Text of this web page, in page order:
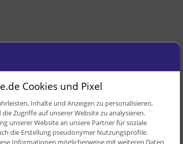
Cookies und Pixel
Inhalte und Anzeigen zu personalisieren,
Zugriffe auf unserer Website zu analysieren.
unserer Website an unsere Partner für soziale
die Erstellung pseudonymer Nutzungsprofile.
Informationen möglicherweise mit weiteren Daten